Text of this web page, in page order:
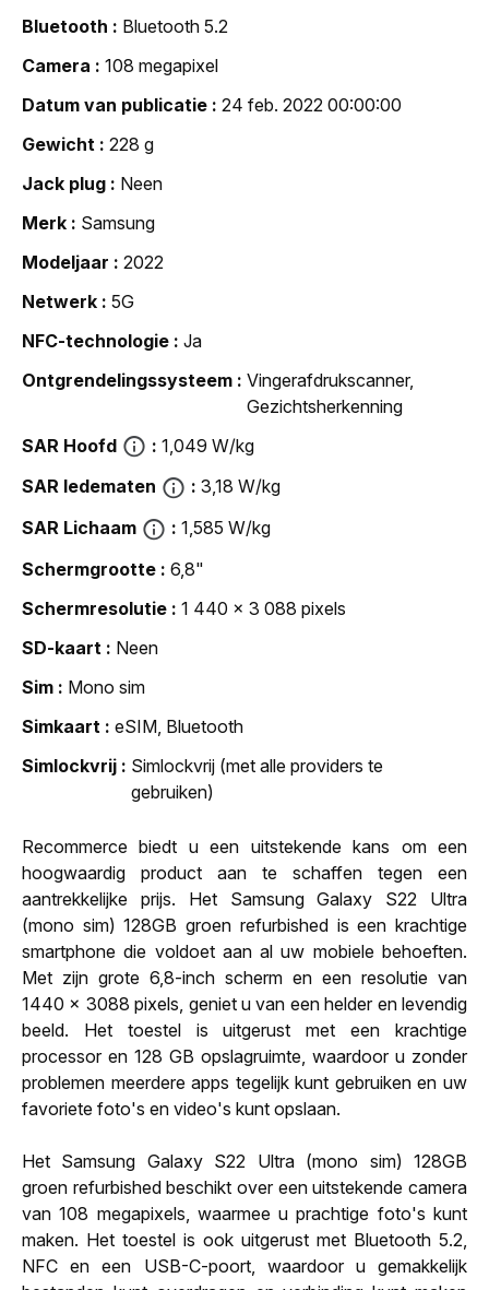
Bluetooth
Bluetooth 5.2
Camera
108 megapixel
Datum van publicatie
24 feb. 2022 00:00:00
Gewicht
228 g
Jack plug
Neen
Merk
Samsung
Modeljaar
2022
Netwerk
5G
NFC-technologie
Ja
Ontgrendelingssysteem
Vingerafdrukscanner,
Gezichtsherkenning
SAR Hoofd
1,049 W/kg
SAR ledematen
3,18 W/kg
SAR Lichaam
1,585 W/kg
Schermgrootte
6,8"
Schermresolutie
1 440 x 3 088 pixels
SD-kaart
Neen
Sim
Mono sim
Simkaart
eSIM, Bluetooth
Simlockvrij
Simlockvrij (met alle providers te
gebruiken)
Recommerce biedt u een uitstekende kans om een
hoogwaardig product aan te schaffen tegen een
aantrekkelijke prijs. Het Samsung Galaxy S22 Ultra
(mono sim) 128GB groen refurbished is een krachtige
smartphone die voldoet aan al uw mobiele behoeften.
Met zijn grote 6,8-inch scherm en een resolutie van
1440 x 3088 pixels, geniet u van een helder en levendig
beeld. Het toestel is uitgerust met een krachtige
processor en 128 GB opslagruimte, waardoor u zonder
problemen meerdere apps tegelijk kunt gebruiken en uw
favoriete foto's en video's kunt opslaan.
Het Samsung Galaxy S22 Ultra (mono sim) 128GB
groen refurbished beschikt over een uitstekende camera
van 108 megapixels, waarmee u prachtige foto's kunt
maken. Het toestel is ook uitgerust met Bluetooth 5.2,
NFC en een USB-C-poort, waardoor u gemakkelijk